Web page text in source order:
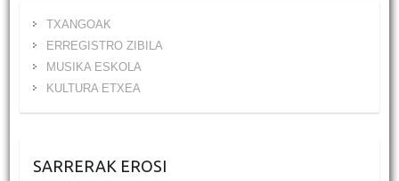
TXANGOAK
ERREGISTRO ZIBILA
MUSIKA ESKOLA
KULTURA ETXEA
SARRERAK EROSI